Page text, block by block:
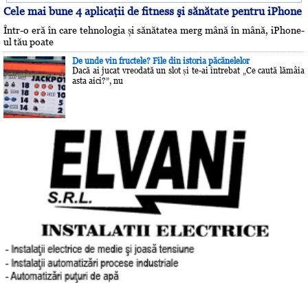
Cele mai bune 4 aplicaţii de fitness şi sănătate pentru iPhone
Într-o eră în care tehnologia și sănătatea merg mână în mână, iPhone-
ul tău poate
De unde vin fructele? File din istoria păcănelelor
Dacă ai jucat vreodată un slot și te-ai întrebat „Ce caută lămâia
asta aici?”, nu